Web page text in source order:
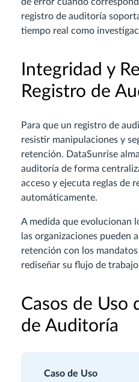
de error cuando
registro de auditoría
tiempo real como
Integridad y
Registro de
Para que un registro de
resistir manipulaciones y
retención. DataSunrise
auditoría de forma
acceso y ejecuta reglas de
automáticamente.
A medida que evolucionan
las organizaciones pueden
retención con los
rediseñar su flujo de
Casos de Uso
de Auditoría
Caso de Uso